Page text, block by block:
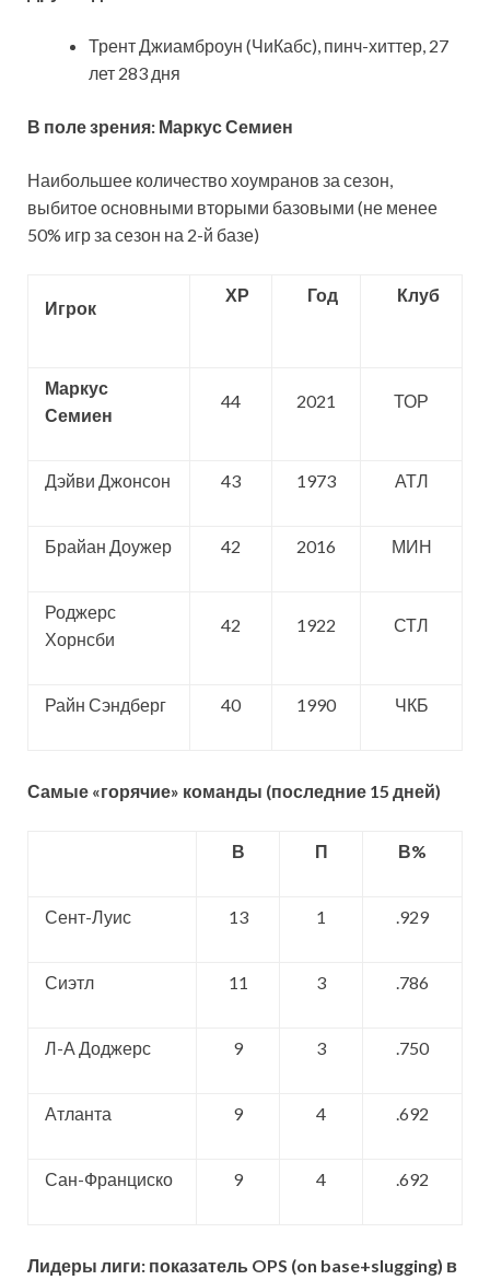
Трент Джиамброун (ЧиКабс), пинч-хиттер, 27
лет 283 дня
В поле зрения: Маркус Семиен
Наибольшее количество хоумранов за сезон,
выбитое основными вторыми базовыми (не менее
50% игр за сезон на 2-й базе)
Игрок
ХР Год Клуб
Маркус
Семиен
44 2021 ТОР
Дэйви Джонсон 43 1973 АТЛ
Брайан Доужер 42 2016 МИН
Роджерс
Хорнсби
42 1922 СТЛ
Райн Сэндберг 40 1990 ЧКБ
Самые «горячие» команды (последние 15 дней)
В П В%
Сент-Луис 13 1 .929
Сиэтл 11 3 .786
Л-А Доджерс 9 3 .750
Атланта 9 4 .692
Сан-Франциско 9 4 .692
Лидеры лиги: показатель OPS (on base+slugging) в